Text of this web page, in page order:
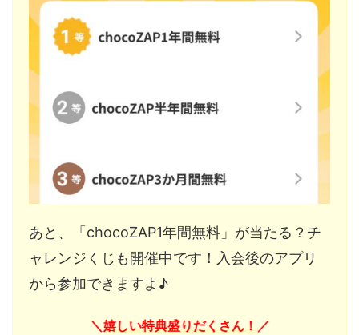
あと、「chocoZAP1年間無料」が当たる？チ
ャレンジくじも開催中です！入会後のアプリ
から参加できますよ♪
＼ 嬉しい特典盛りだくさん！ ／